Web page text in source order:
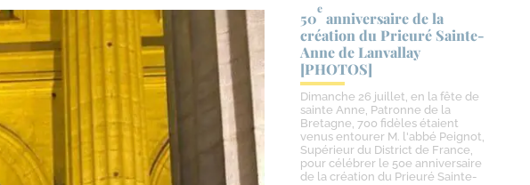
50
e
anniversaire de la
création du Prieuré Sainte-​
Anne de Lanvallay
[PHOTOS]
Dimanche 26 juillet, en la fête de
sainte Anne, Patronne de la
Bretagne, 700 fidèles étaient
venus entourer M. l'abbé Peignot,
Supérieur du District de France,
pour célébrer le 50e anniversaire
de la création du Prieuré Sainte-